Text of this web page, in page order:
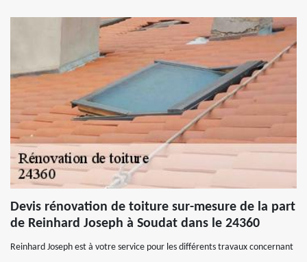
Devis rénovation de toiture sur-mesure de la part
de Reinhard Joseph à Soudat dans le 24360
Reinhard Joseph est à votre service pour les différents travaux concernant